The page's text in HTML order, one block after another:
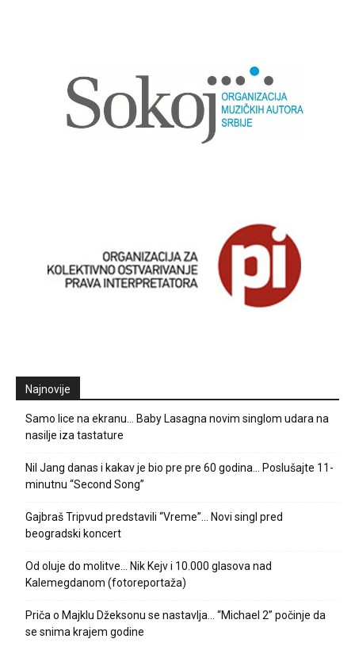
Najnovije
Samo lice na ekranu… Baby Lasagna novim singlom udara na
nasilje iza tastature
Nil Jang danas i kakav je bio pre pre 60 godina… Poslušajte 11-
minutnu “Second Song”
Gajbraš Tripvud predstavili “Vreme”… Novi singl pred
beogradski koncert
Od oluje do molitve… Nik Kejv i 10.000 glasova nad
Kalemegdanom (fotoreportaža)
Priča o Majklu Džeksonu se nastavlja… “Michael 2” počinje da
se snima krajem godine